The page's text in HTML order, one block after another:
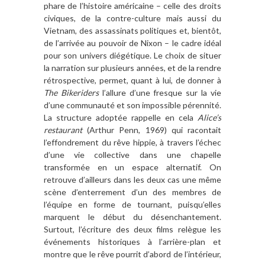
phare de l’histoire américaine – celle des droits
civiques, de la contre-culture mais aussi du
Vietnam, des assassinats politiques et, bientôt,
de l’arrivée au pouvoir de Nixon – le cadre idéal
pour son univers diégétique. Le choix de situer
la narration sur plusieurs années, et de la rendre
rétrospective, permet, quant à lui, de donner à
The Bikeridersl’allure d’une fresque sur la vie
d’une communauté et son impossible pérennité.
La structure adoptée rappelle en cela Alice’s
restaurant(Arthur Penn, 1969) qui racontait
l’effondrement du rêve hippie, à travers l’échec
d’une vie collective dans une chapelle
transformée en un espace alternatif. On
retrouve d’ailleurs dans les deux cas une même
scène d’enterrement d’un des membres de
l’équipe en forme de tournant, puisqu’elles
marquent le début du désenchantement.
Surtout, l’écriture des deux films relègue les
événements historiques à l’arrière-plan et
montre que le rêve pourrit d’abord de l’intérieur,